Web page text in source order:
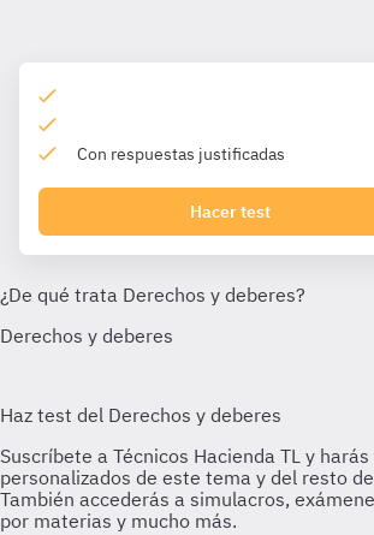
Con respuestas justificadas
Hacer test